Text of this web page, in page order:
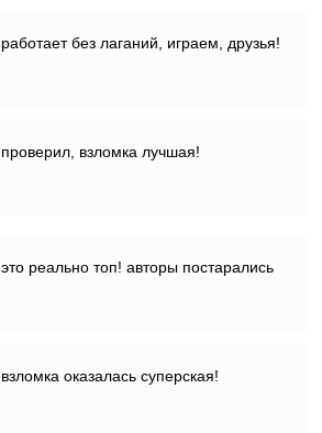
работает без лаганий, играем, друзья!
проверил, взломка лучшая!
это реально топ! авторы постарались
взломка оказалась суперская!